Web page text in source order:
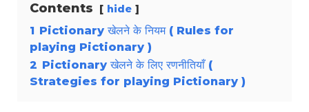
Contents hide
1 Pictionary खेलने के नियम ( Rules for
playing Pictionary )
2 Pictionary खेलने के लिए रणनीतियाँ (
Strategies for playing Pictionary )